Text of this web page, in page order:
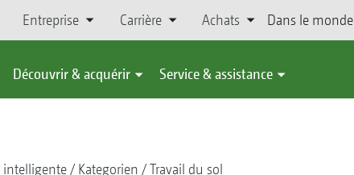
Entreprise Carrière Achats Dans le monde
Découvrir & acquérir Service & assistance
intelligente Kategorien Travail du sol